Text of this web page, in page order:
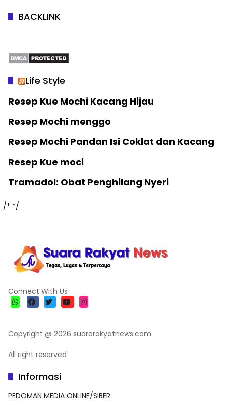
BACKLINK
Life Style
Resep Kue Mochi Kacang Hijau
Resep Mochi menggo
Resep Mochi Pandan Isi Coklat dan Kacang
Resep Kue moci
Tramadol: Obat Penghilang Nyeri
/* */
Connect With Us
Copyright @ 2026 suararakyatnews.com
All right reserved
Informasi
PEDOMAN MEDIA ONLINE/SIBER